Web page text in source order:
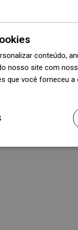
conteúdo,
nosso site com
que você forneceu